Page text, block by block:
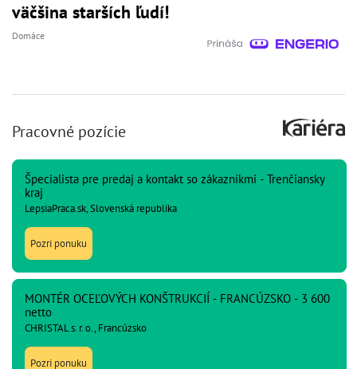
väčšina starších ľudí!
Domáce
Pracovné pozície
Špecialista pre predaj a kontakt so zákazníkmi - Trenčiansky
kraj
LepsiaPraca.sk, Slovenská republika
Pozri ponuku
MONTÉR OCEĽOVÝCH KONŠTRUKCIÍ - FRANCÚZSKO - 3 600
netto
CHRISTAL s. r. o., Francúzsko
Pozri ponuku